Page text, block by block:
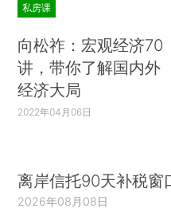
私房课
向松祚：宏观经济70
讲，带你了解国内外
经济大局
2022年04月06日
离岸信托90天补税窗
2026年08月08日